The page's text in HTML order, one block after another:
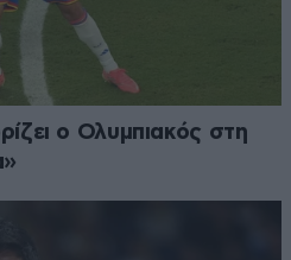
ο Ολυμπιακός στη